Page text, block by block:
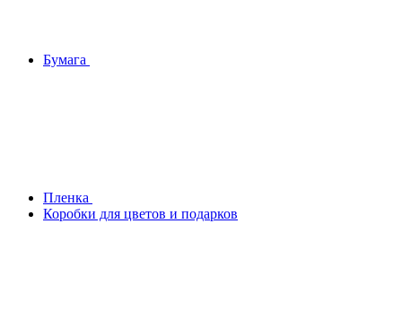
Бумага
Плeнка
Коробки для цветов и подарков